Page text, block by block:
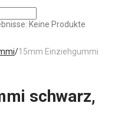
Keine Produkte
/15mm Einziehgummi
schwarz,